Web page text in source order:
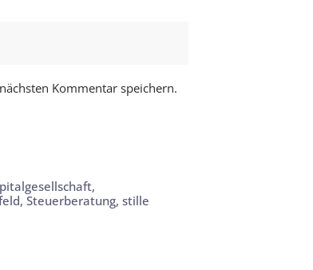
Kommentar speichern.
,
, Steuerberatung, stille